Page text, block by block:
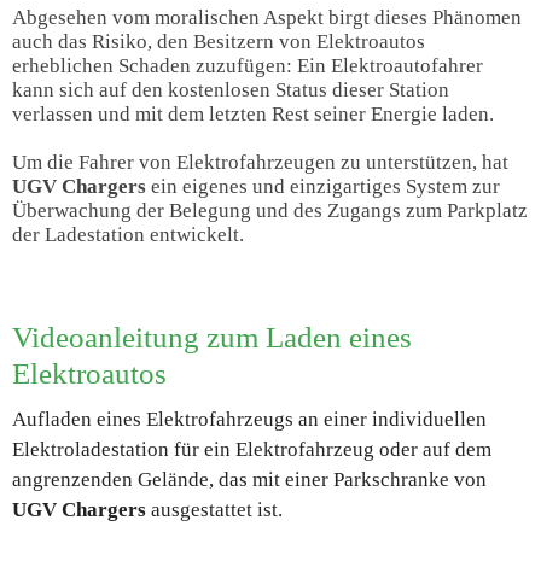
Abgesehen vom moralischen Aspekt birgt dieses Phänomen
auch das Risiko, den Besitzern von Elektroautos
erheblichen Schaden zuzufügen: Ein Elektroautofahrer
kann sich auf den kostenlosen Status dieser Station
verlassen und mit dem letzten Rest seiner Energie laden.
Um die Fahrer von Elektrofahrzeugen zu unterstützen, hat
UGV Chargers ein eigenes und einzigartiges System zur
Überwachung der Belegung und des Zugangs zum Parkplatz
der Ladestation entwickelt.
Videoanleitung zum Laden eines
Elektroautos
Aufladen eines Elektrofahrzeugs an einer individuellen
Elektroladestation für ein Elektrofahrzeug oder auf dem
angrenzenden Gelände, das mit einer Parkschranke von
UGV Chargers ausgestattet ist.